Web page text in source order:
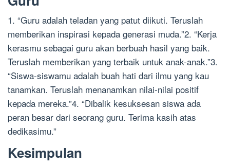
1. “Guru adalah teladan yang patut diikuti. Teruslah
memberikan inspirasi kepada generasi muda.”2. “Kerja
kerasmu sebagai guru akan berbuah hasil yang baik.
Teruslah memberikan yang terbaik untuk anak-anak.”3.
“Siswa-siswamu adalah buah hati dari ilmu yang kau
tanamkan. Teruslah menanamkan nilai-nilai positif
kepada mereka.”4. “Dibalik kesuksesan siswa ada
peran besar dari seorang guru. Terima kasih atas
dedikasimu.”
Kesimpulan